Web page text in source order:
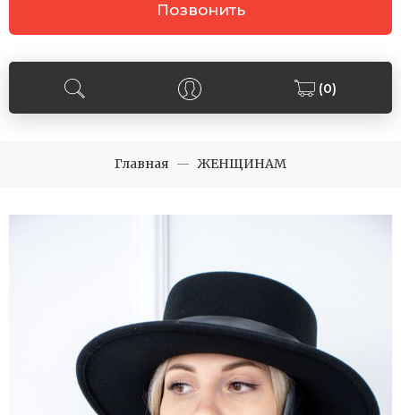
Позвонить
(0)
Главная ЖЕНЩИНАМ